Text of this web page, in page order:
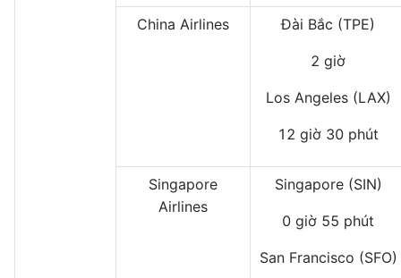
China Airlines Đài Bắc (TPE)
2 giờ
Los Angeles (LAX)
12 giờ 30 phút
Singapore
Airlines
Singapore (SIN)
0 giờ 55 phút
San Francisco (SFO)